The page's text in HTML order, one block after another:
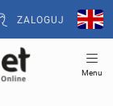
ZALOGUJ
Menu